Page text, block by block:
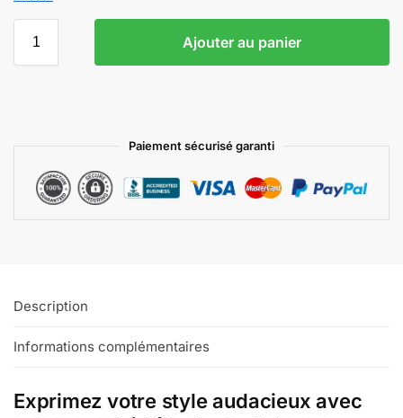
Ajouter au panier
Paiement sécurisé garanti
Description
Informations complémentaires
Exprimez votre style audacieux avec